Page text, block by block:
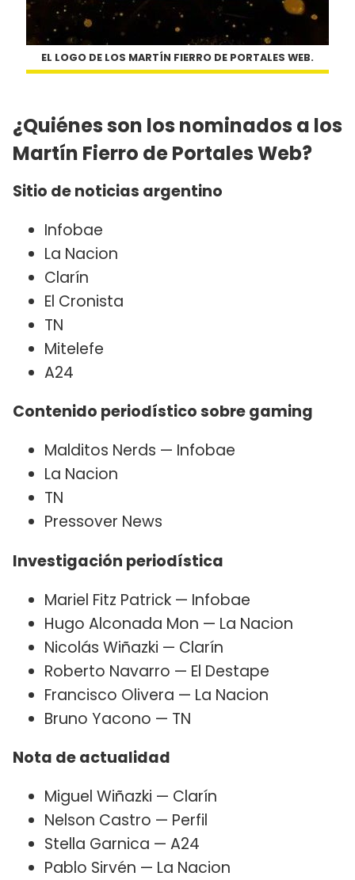
EL LOGO DE LOS MARTÍN FIERRO DE PORTALES WEB.
¿Quiénes son los nominados a los
Martín Fierro de Portales Web?
Sitio de noticias argentino
Infobae
La Nacion
Clarín
El Cronista
TN
Mitelefe
A24
​Contenido periodístico sobre gaming
Malditos Nerds — Infobae
La Nacion
TN
Pressover News
​Investigación periodística​
Mariel Fitz Patrick — Infobae
Hugo Alconada Mon — La Nacion
Nicolás Wiñazki — Clarín
Roberto Navarro — El Destape
Francisco Olivera — La Nacion
Bruno Yacono — TN
Nota de actualidad
Miguel Wiñazki — Clarín
Nelson Castro — Perfil
Stella Garnica — A24
Pablo Sirvén — La Nacion